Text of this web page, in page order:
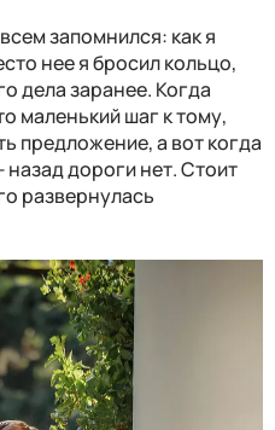
запомнился: как я
нее я бросил кольцо,
дела заранее. Когда
маленький шаг к тому,
предложение, а вот когда
назад дороги нет. Стоит
развернулась